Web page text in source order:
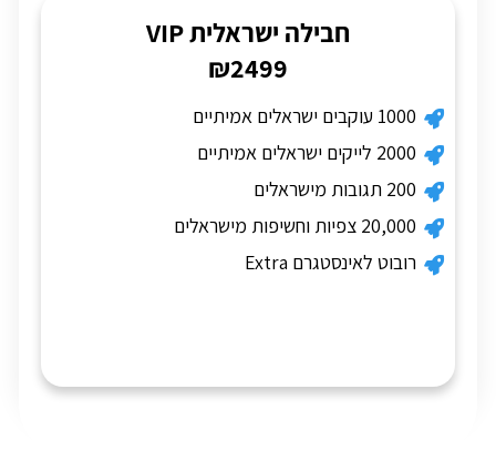
חבילה ישראלית VIP
₪2499
1000 עוקבים ישראלים אמיתיים
2000 לייקים ישראלים אמיתיים
200 תגובות מישראלים
20,000 צפיות וחשיפות מישראלים
רובוט לאינסטגרם Extra